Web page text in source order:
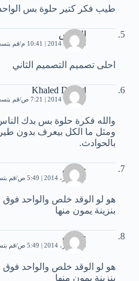
طيب فكر كتير حلوة بس
العباس
8 فبراير، 2014 | 10:41 م قم
احلى تصميم التصميم الثاني
Khaled Daoud
9 فبراير، 2014 | 7:21 ص قم
والله فكرة حلوة بس بدك
ومثل ما الكل بيعرف بدون
بالحوادث.
حسين
10 فبراير، 2014 | 5:49 ص قم
هو لو الوقد خلص والواحد
بنزينة يمون منها
حسين
10 فبراير، 2014 | 5:49 ص قم
هو لو الوقد خلص والواحد
بنزينة يمون منها